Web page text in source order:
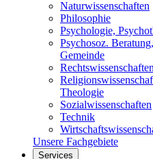
Naturwissenschaften
Philosophie
Psychologie,
Psychosoz.
Gemeinde
Rechtswissenschaften
Theologie
Sozialwissenschaften
Technik
Unsere Fachgebiete
Services